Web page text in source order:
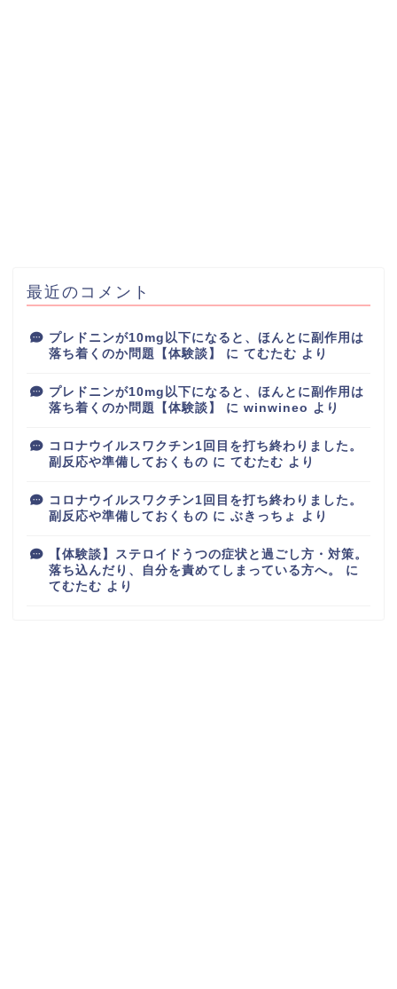
最近のコメント
プレドニンが10mg以下になると、ほんとに副作用は
落ち着くのか問題【体験談】
に てむたむ より
プレドニンが10mg以下になると、ほんとに副作用は
落ち着くのか問題【体験談】
に winwineo より
コロナウイルスワクチン1回目を打ち終わりました。
副反応や準備しておくもの に てむたむ より
コロナウイルスワクチン1回目を打ち終わりました。
副反応や準備しておくもの に ぶきっちょ より
【体験談】ステロイドうつの症状と過ごし方・対策。
落ち込んだり、自分を責めてしまっている方へ。
に
てむたむ より